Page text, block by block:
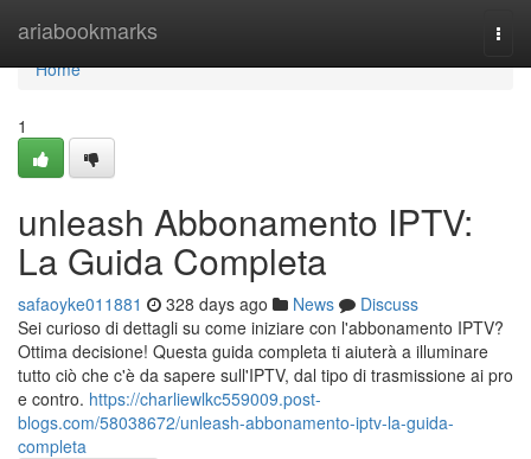
ariabookmarks
Home
Home
1
unleash Abbonamento IPTV:
La Guida Completa
safaoyke011881 328 days ago News
Discuss
Sei curioso di dettagli su come iniziare con l'abbonamento IPTV?
Ottima decisione! Questa guida completa ti aiuterà a illuminare
tutto ciò che c'è da sapere sull'IPTV, dal tipo di trasmissione ai pro
e contro. https://charliewlkc559009.post-
blogs.com/58038672/unleash-abbonamento-iptv-la-guida-
completa